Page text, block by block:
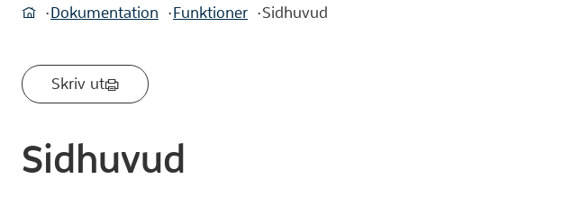
Du är här:
Hem
Dokumentation Funktioner Sidhuvud
Skriv ut
Sidhuvud